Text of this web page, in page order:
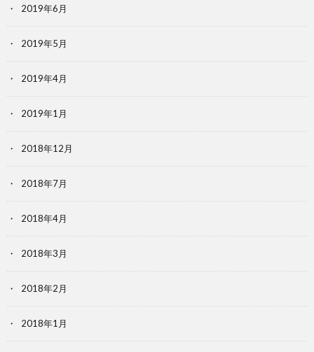
2019年6月
2019年5月
2019年4月
2019年1月
2018年12月
2018年7月
2018年4月
2018年3月
2018年2月
2018年1月